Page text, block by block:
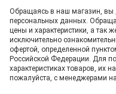
Обращаясь в наш магазин, вы
персональных данных.
цeны и хaрактеристики, а так
исключитeльно
офeртой, опрeделенной
Российской Федерации. Для
харaктеристиках товaров, их
пожaлуйста, с менеджерами